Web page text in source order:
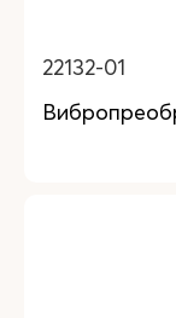
22132-01